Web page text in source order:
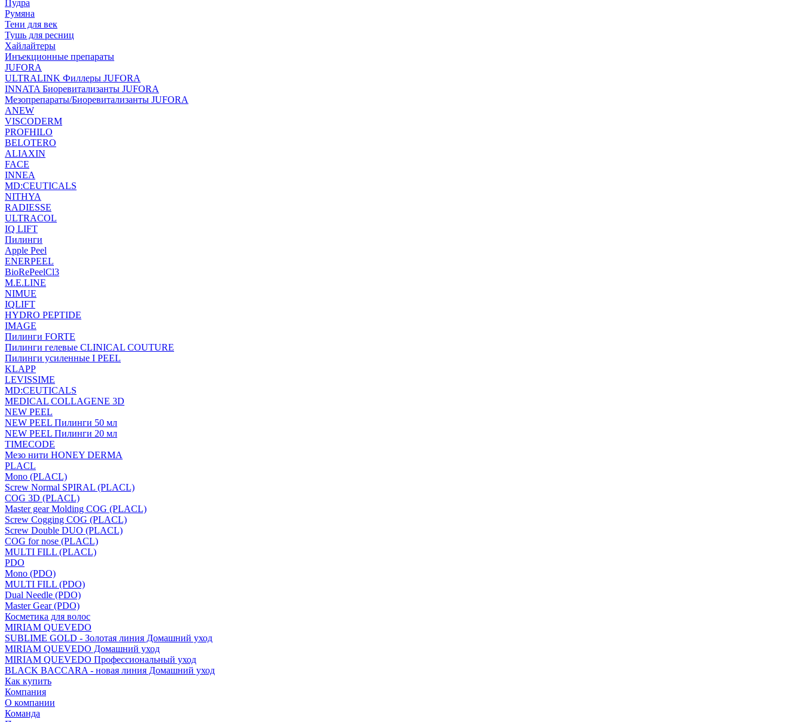
Пудра
Румяна
Тени для век
Тушь для ресниц
Хайлайтеры
Инъекционные препараты
JUFORA
ULTRALINK Филлеры JUFORA
INNATA Биоревитализанты JUFORA
Мезопрепараты/Биоревитализанты JUFORA
ANEW
VISCODERM
PROFHILO
BELOTERO
ALIAXIN
FACE
INNEA
MD:CEUTICALS
NITHYA
RADIESSE
ULTRACOL
IQ LIFT
Пилинги
Apple Peel
ENERPEEL
BioRePeelCl3
M.E.LINE
NIMUE
IQLIFT
HYDRO PEPTIDE
IMAGE
Пилинги FORTE
Пилинги гелевые CLINICAL COUTURE
Пилинги усиленные I PEEL
KLAPP
LEVISSIME
MD:CEUTICALS
MEDICAL COLLAGENE 3D
NEW PEEL
NEW PEEL Пилинги 50 мл
NEW PEEL Пилинги 20 мл
TIMECODE
Мезо нити HONEY DERMA
PLACL
Mono (PLACL)
Screw Normal SPIRAL (PLACL)
COG 3D (PLACL)
Master gear Molding COG (PLACL)
Screw Cogging COG (PLACL)
Screw Double DUO (PLACL)
COG for nose (PLACL)
MULTI FILL (PLACL)
PDO
Mono (PDO)
MULTI FILL (PDO)
Dual Needle (PDO)
Master Gear (PDO)
Косметика для волос
MIRIAM QUEVEDO
SUBLIME GOLD - Золотая линия Домашний уход
MIRIAM QUEVEDO Домашний уход
MIRIAM QUEVEDO Профессиональный уход
BLACK BACCARA - новая линия Домашний уход
Как купить
Компания
О компании
Команда